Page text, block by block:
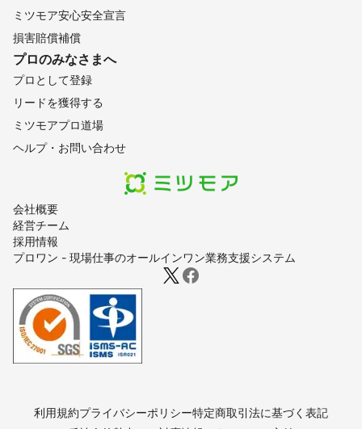
会社概要
経営チーム
採用情報
プロワン - 現場仕事のオールインワン業務支援システム
ミツモア安心安全宣言
損害賠償補償
プロのみなさまへ
プロとして登録
リードを獲得する
ミツモアプロ道場
ヘルプ・お問い合わせ
利用規約プライバシーポリシー特定商取引法に基づく表記